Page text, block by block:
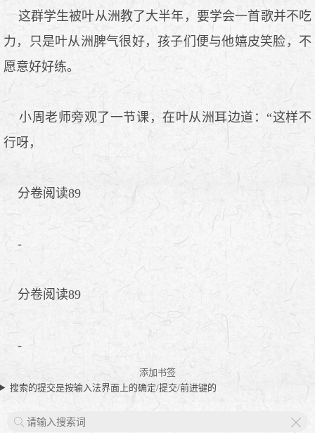
这群学生被叶从洲教了大半年，要学会一首歌并不吃
力，只是叶从洲脾气很好，孩子们便与他嬉皮笑脸，不
愿意好好练。
小周老师旁观了一节课，在叶从洲耳边道：“这样不
行呀，
分卷阅读89
-
分卷阅读89
-
添加书签
搜索的提交是按输入法界面上的确定/提交/前进键的